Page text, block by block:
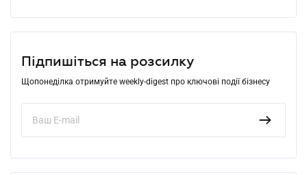
Підпишіться на розсилку
Щопонеділка отримуйте weekly-digest про ключові події бізнесу